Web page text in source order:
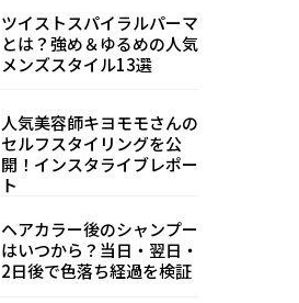
ツイストスパイラルパーマ
とは？強め＆ゆるめの人気
メンズスタイル13選
人気美容師キヨモモさんの
セルフスタイリングを公
開！インスタライブレポー
ト
ヘアカラー後のシャンプー
はいつから？当日・翌日・
2日後で色落ち経過を検証